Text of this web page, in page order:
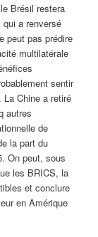
Brésil restera
qui a renversé
peut pas prédire
multilatérale
sentir
La Chine a retiré
autres
de
la part du
On peut, sous
les BRICS, la
et conclure
en Amérique